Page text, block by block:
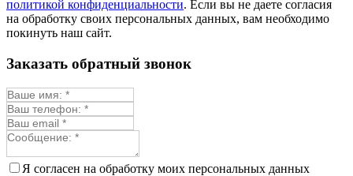
политикой конфиденциальности. Если вы не даете согласия
на обработку своих персональных данных, вам необходимо
покинуть наш сайт.
Заказать обратный звонок
Я согласен на обработку моих персональных данных